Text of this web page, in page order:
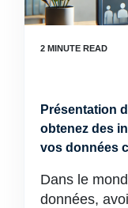
Présentation
obtenez des
vos données
Dans le
données,